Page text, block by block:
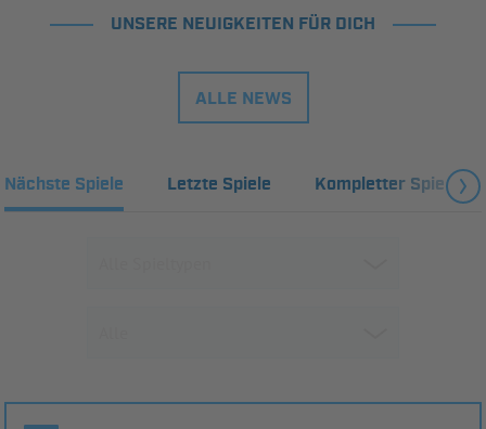
UNSERE NEUIGKEITEN FÜR DICH
ALLE NEWS
Nächste Spiele Letzte Spiele Kompletter Spielplan